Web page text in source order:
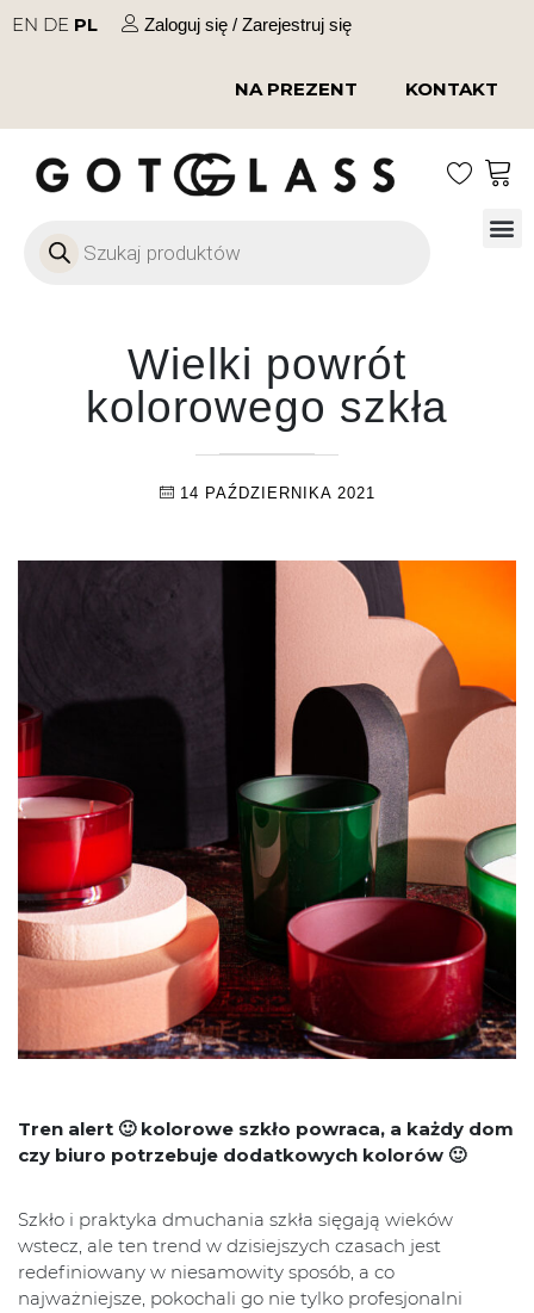
EN DE PL Zaloguj się / Zarejestruj się
NA PREZENT KONTAKT
Wielki powrót
kolorowego szkła
14 PAŹDZIERNIKA 2021
Tren alert 🙂 kolorowe szkło powraca, a każdy dom
czy biuro potrzebuje dodatkowych kolorów 🙂
Szkło i praktyka dmuchania szkła sięgają wieków
wstecz, ale ten trend w dzisiejszych czasach jest
redefiniowany w niesamowity sposób, a co
najważniejsze, pokochali go nie tylko profesjonalni